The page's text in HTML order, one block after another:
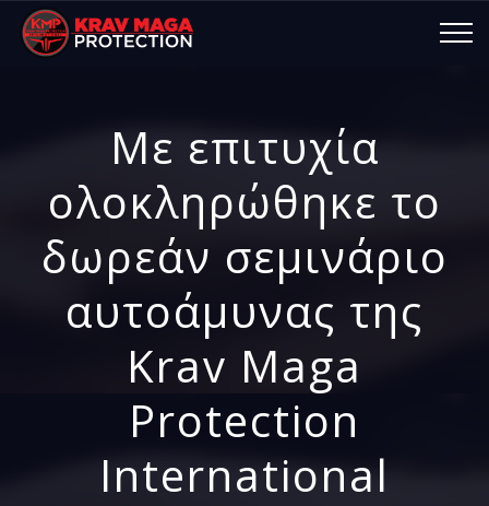
Με επιτυχία
ολοκληρώθηκε το
δωρεάν σεμινάριο
αυτοάμυνας της
Krav Maga
Protection
International